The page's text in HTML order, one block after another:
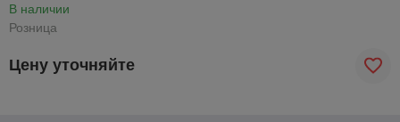
В наличии
Розница
Цену уточняйте